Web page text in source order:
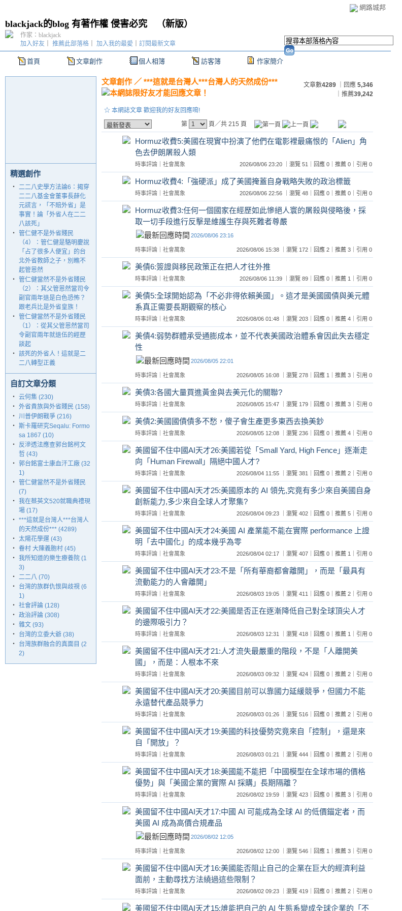
網路城邦
blackjack的blog 有著作權 侵害必究（新版）
首頁 文章創作 個人相簿 訪客簿 作家簡介
加入好友 推薦此部落格 加入我的最愛 訂閱最新文章
作家：blackjack
精選創作
‧ 二二八史學方法論6：揭穿
二二八基金會董事長薛化
元謊言，「不賠外省」是
事實！論「外省人在二二
八該死」
‧ 管仁健不是外省賤民
（4）：管仁健是駱明慶說
「占了很多人便宜」的台
北外省教師之子，別瞧不
起管恩然
‧ 管仁健當然不是外省賤民
（2）：其父管恩然當司令
副官兩年退是白色恐怖？
跟老兵比是外省皇族！
‧ 管仁健當然不是外省賤民
（1）：從其父管恩然當司
令副官兩年就退伍的經歷
談起
‧ 該死的外省人！這就是二
二八轉型正義
自訂文章分類
‧ 云何集 (230)
‧ 外省貴族與外省賤民 (158)
‧ 川普伊朗戰爭 (216)
‧ 斯卡羅研究Seqalu: Formo
sa 1867 (10)
‧
反滲透法應查郭台銘柯文
哲 (43)
‧ 郭台銘富士康血汗工廠 (32
1)
‧ 管仁健當然不是外省賤民
(7)
‧ ​我在蔡英文520就職典禮現
場 (17)
‧ ***這就是台灣人***台灣人
的天然成份*** (4289)
‧ 太陽花學運 (43)
‧ 眷村 大陳義胞村 (45)
‧ 我所知道的樂生療養院 (1
3)
‧ 二二八 (70)
‧
台灣的族群仇恨與歧視 (6
1)
‧ 社會評論 (128)
‧ 政治評論 (308)
‧ 雜文 (93)
‧
台灣的立委大爺 (38)
‧
台灣族群融合的真面目 (2
2)
文章創作 ／ ***這就是台灣人***台灣人的天然成份*** 文章數4289 ｜回應 5,346
｜推薦39,242
☆ 本網誌文章 歡迎我的好友回應唷!
第
頁／共 215 頁
Hormuz收費5:美國在現實中扮演了他們在電影裡最痛恨的「Alien」角
色去伊朗屠殺人類
時事評論 社會萬象 2026/08/06 23:20 ｜瀏覽 51｜回應 0｜推薦 0｜引用 0
Hormuz收費4:「強硬派」成了美國掩蓋自身戰略失敗的政治標籤
時事評論 社會萬象 2026/08/06 22:56 ｜瀏覽 48｜回應 0｜推薦 0｜引用 0
Hormuz收費3:任何一個國家在經歷如此慘絕人寰的屠殺與侵略後，採
取一切手段進行反擊是維護生存與死難者尊嚴
2026/08/06 23:16
時事評論 社會萬象 2026/08/06 15:38 ｜瀏覽 172｜回應 2｜推薦 3｜引用 0
美債6:簽證與移民政策正在把人才往外推
時事評論 社會萬象 2026/08/06 11:39 ｜瀏覽 89｜回應 0｜推薦 1｜引用 0
美債5:全球開始認為「不必非得依賴美國」。這才是美國國債與美元體
系真正需要長期觀察的核心
時事評論 社會萬象 2026/08/06 01:48 ｜瀏覽 203｜回應 0｜推薦 4｜引用 0
美債4:弱勢群體承受通膨成本，並不代表美國政治體系會因此失去穩定
性
2026/08/05 22:01
時事評論 社會萬象 2026/08/05 16:08 ｜瀏覽 278｜回應 1｜推薦 3｜引用 0
美債3:各國大量買進黃金與去美元化的關聯?
時事評論 社會萬象 2026/08/05 15:47 ｜瀏覽 179｜回應 0｜推薦 3｜引用 0
美債2:美國國債債多不愁，傻子會生產更多東西去換美鈔
時事評論 社會萬象 2026/08/05 12:08 ｜瀏覽 236｜回應 0｜推薦 4｜引用 0
美國留不住中國AI天才26:美國若從「Small Yard, High Fence」逐漸走
向「Human Firewall」隔絕中國人才?
時事評論 社會萬象 2026/08/04 11:55 ｜瀏覽 381｜回應 0｜推薦 2｜引用 0
美國留不住中國AI天才25:美國原本的 AI 領先,究竟有多少來自美國自身
創新能力,多少來自全球人才聚集?
時事評論 社會萬象 2026/08/04 09:23 ｜瀏覽 402｜回應 0｜推薦 5｜引用 0
美國留不住中國AI天才24:美國 AI 產業能不能在實際 performance 上證
明「去中國化」的成本幾乎為零
時事評論 社會萬象 2026/08/04 02:17 ｜瀏覽 407｜回應 0｜推薦 1｜引用 0
美國留不住中國AI天才23:不是「所有華裔都會離開」，而是「最具有
流動能力的人會離開」
時事評論 社會萬象 2026/08/03 19:05 ｜瀏覽 411｜回應 0｜推薦 2｜引用 0
美國留不住中國AI天才22:美國是否正在逐漸降低自己對全球頂尖人才
的邊際吸引力？
時事評論 社會萬象 2026/08/03 12:31 ｜瀏覽 418｜回應 0｜推薦 1｜引用 0
美國留不住中國AI天才21:人才流失最嚴重的階段，不是「人離開美
國」，而是：人根本不來
時事評論 社會萬象 2026/08/03 09:32 ｜瀏覽 424｜回應 0｜推薦 2｜引用 0
美國留不住中國AI天才20:美國目前可以靠國力延緩競爭，但國力不能
永遠替代產品競爭力
時事評論 社會萬象 2026/08/03 01:26 ｜瀏覽 516｜回應 0｜推薦 2｜引用 0
美國留不住中國AI天才19:美國的科技優勢究竟來自「控制」，還是來
自「開放」？
時事評論 社會萬象 2026/08/03 01:21 ｜瀏覽 444｜回應 0｜推薦 2｜引用 0
美國留不住中國AI天才18:美國能不能把「中國模型在全球市場的價格
優勢」與「美國企業的實際 AI 採購」長期隔離？
時事評論 社會萬象 2026/08/02 19:59 ｜瀏覽 423｜回應 0｜推薦 3｜引用 0
美國留不住中國AI天才17:中國 AI 可能成為全球 AI 的低價錨定者，而
美國 AI 成為高價合規產品
2026/08/02 12:05
時事評論 社會萬象 2026/08/02 12:00 ｜瀏覽 546｜回應 1｜推薦 3｜引用 0
美國留不住中國AI天才16:美國能否阻止自己的企業在巨大的經濟利益
面前，主動尋找方法繞過這些限制？
時事評論 社會萬象 2026/08/02 09:23 ｜瀏覽 419｜回應 0｜推薦 2｜引用 0
美國留不住中國AI天才15:誰能把自己的 AI 生態系變成全球企業的「不